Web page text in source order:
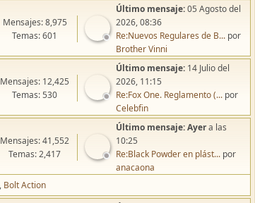
Mensajes: 8,975
Temas: 601
Último mensaje:05 Agosto del
2026, 08:36
Re:Nuevos Regulares de B... por
Brother Vinni
Mensajes: 12,425
Temas: 530
Último mensaje: 14 Julio del
2026, 11:15
Re:Fox One. Reglamento (... por
Celebfin
Mensajes: 41,552
Temas: 2,417
Último mensaje:Ayera las
10:25
Re:Black Powder en plást... por
anacaona
Bolt Action